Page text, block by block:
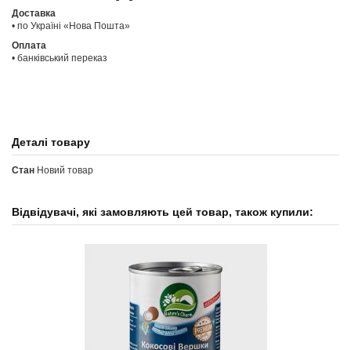
Доставка
• по Україні «Нова Пошта»
Оплата
• банківський переказ
Деталі товару
Стан Новий товар
Відвідувачі, які замовляють цей товар, також купили: